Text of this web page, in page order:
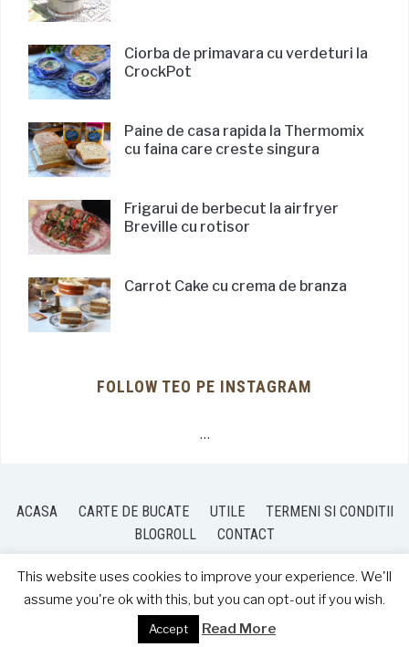
Ciorba de primavara cu verdeturi la
CrockPot
Paine de casa rapida la Thermomix
cu faina care creste singura
Frigarui de berbecut la airfryer
Breville cu rotisor
Carrot Cake cu crema de branza
FOLLOW TEO PE INSTAGRAM
…
ACASA CARTE DE BUCATE UTILE
TERMENI SI CONDITII
BLOGROLL
CONTACT
COPYRIGHT © 2026 TEO'S KITCHEN
This website uses cookies to improve your experience. We'll
assume you're ok with this, but you can opt-out if you wish.
Accept Read More